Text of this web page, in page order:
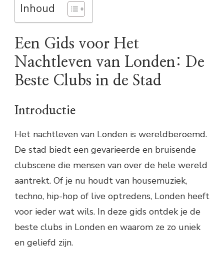
Inhoud
Een Gids voor Het
Nachtleven van Londen: De
Beste Clubs in de Stad
Introductie
Het nachtleven van Londen is wereldberoemd.
De stad biedt een gevarieerde en bruisende
clubscene die mensen van over de hele wereld
aantrekt. Of je nu houdt van housemuziek,
techno, hip-hop of live optredens, Londen heeft
voor ieder wat wils. In deze gids ontdek je de
beste clubs in Londen en waarom ze zo uniek
en geliefd zijn.